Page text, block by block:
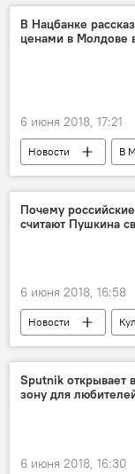
Владимир Путин
геополитика
В Нацбанке
ценами в Молдове
6 июня 2018, 17:21
Новости В
Республика Молдова
денежная политика
Почему
считают Пушкина
6 июня 2018, 16:58
Новости
Общество
Россия
Долна
Sputnik открывает
зону для
6 июня 2018, 16:30